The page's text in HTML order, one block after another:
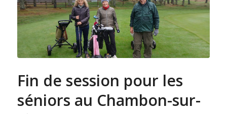
Fin de session pour les
séniors au Chambon-sur-